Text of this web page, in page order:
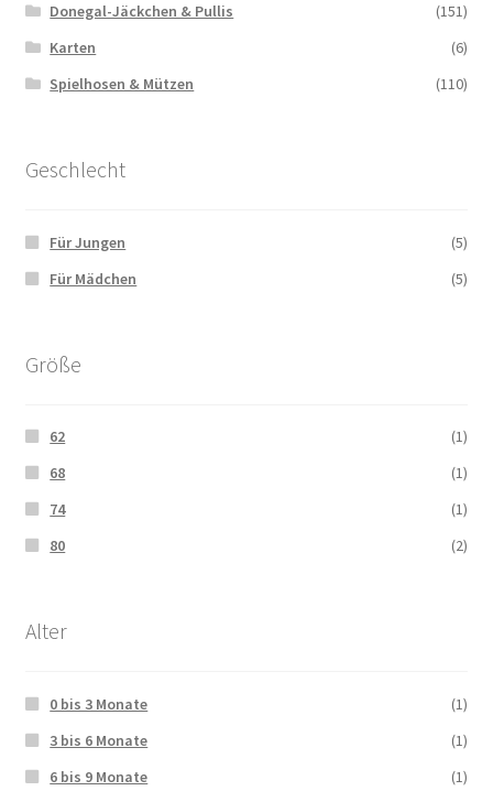
Donegal-Jäckchen & Pullis
(151)
Karten
(6)
Spielhosen & Mützen
(110)
Geschlecht
Für Jungen
(5)
Für Mädchen
(5)
Größe
62
(1)
68
(1)
74
(1)
80
(2)
Alter
0 bis 3 Monate
(1)
3 bis 6 Monate
(1)
6 bis 9 Monate
(1)